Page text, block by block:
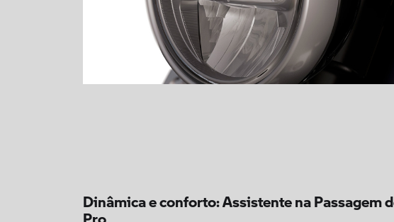
Dinâmica e conforto: Assistente na Passagem
Pro